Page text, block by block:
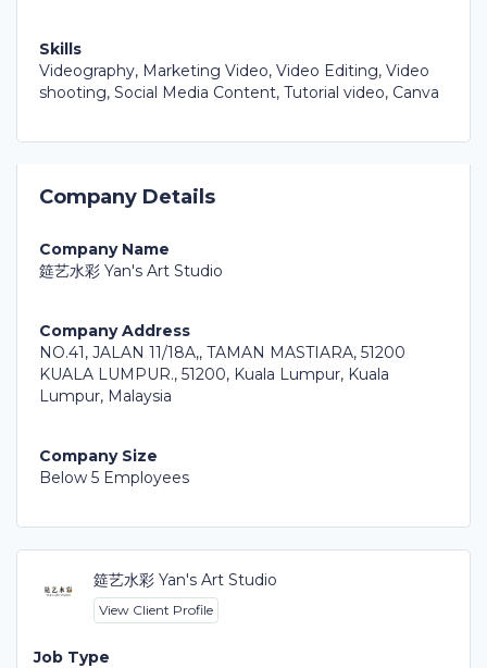
Skills
Videography, Marketing Video, Video Editing, Video
shooting, Social Media Content, Tutorial video, Canva
Company Details
Company Name
筵艺水彩 Yan's Art Studio
Company Address
NO.41, JALAN 11/18A,, TAMAN MASTIARA, 51200
KUALA LUMPUR., 51200, Kuala Lumpur, Kuala
Lumpur, Malaysia
Company Size
Below 5 Employees
筵艺水彩 Yan's Art Studio
View Client Profile
Job Type